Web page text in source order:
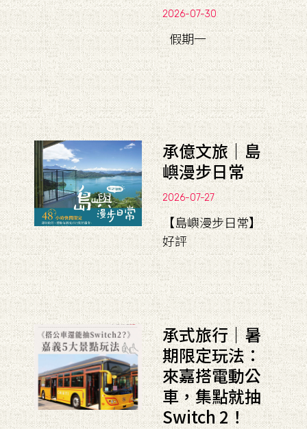
2026-07-30
假期一
承億文旅｜島
嶼漫步日常
2026-07-27
【島嶼漫步日常】
好評
承式旅行｜暑
期限定玩法：
來嘉搭電動公
車，集點就抽
Switch 2！